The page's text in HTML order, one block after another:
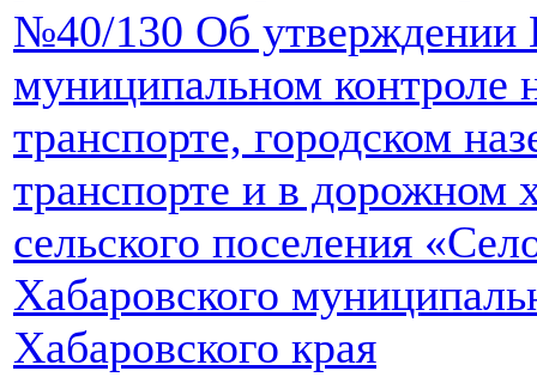
№40/130 Об утверждении
муниципальном контроле
транспорте, городском
транспорте и в дорожном
сельского поселения
Хабаровского
Хабаровского края